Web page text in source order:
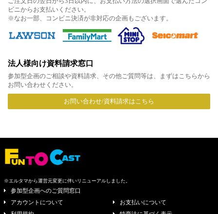
ビニからお支払いください。
※なお一部、コンビニ決済が非対応の企画もございます。
法人様向け資料請求窓口
参加型企画のご相談や資料請求、その他ご質問等は、まずはこちらから
お問い合わせください。
お問い合わせ/資料請求はこちら
※エルタマから運営元変更に伴いリニューアルしました。
参加型企画へのご質問窓口
アカウントについて
お支払いについて